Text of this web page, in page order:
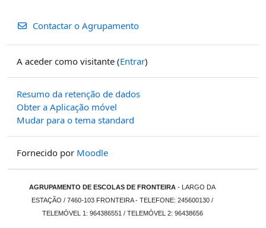
Contactar o Agrupamento
A aceder como visitante (Entrar)
Resumo da retenção de dados
Obter a Aplicação móvel
Mudar para o tema standard
Fornecido por Moodle
AGRUPAMENTO DE ESCOLAS DE FRONTEIRA - LARGO DA
ESTAÇÃO / 7460-103 FRONTEIRA - TELEFONE: 245600130 /
TELEMÓVEL 1: 964386551 / TELEMÓVEL 2: 96438656